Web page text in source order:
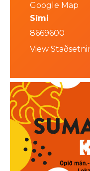
Google Map
Sími
8669600
View